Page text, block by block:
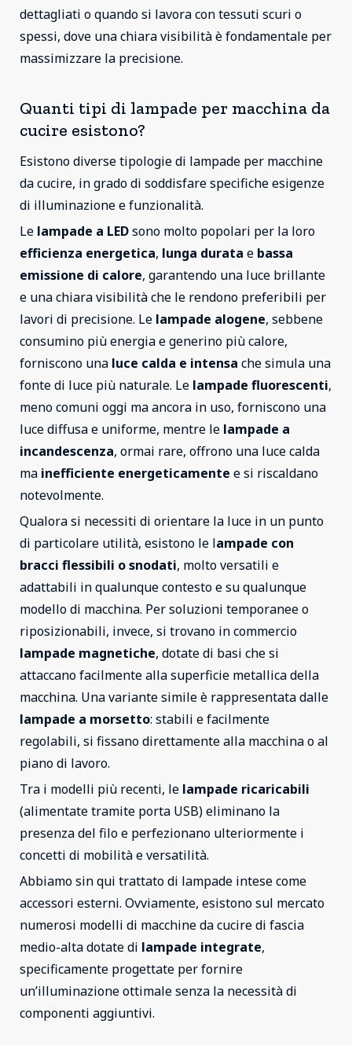
dettagliati o quando si lavora con tessuti scuri o
spessi, dove una chiara visibilità è fondamentale per
massimizzare la precisione.
Quanti tipi di lampade per macchina da
cucire esistono?
Esistono diverse tipologie di lampade per macchine
da cucire, in grado di soddisfare specifiche esigenze
di illuminazione e funzionalità.
Le lampade a LEDsono molto popolari per la loro
efficienza energetica, lunga durata e bassa
emissione di calore, garantendo una luce brillante
e una chiara visibilità che le rendono preferibili per
lavori di precisione. Le lampade alogene, sebbene
consumino più energia e generino più calore,
forniscono una luce calda e intensa che simula una
fonte di luce più naturale. Le lampade fluorescenti,
meno comuni oggi ma ancora in uso, forniscono una
luce diffusa e uniforme, mentre le lampade a
incandescenza, ormai rare, offrono una luce calda
ma inefficiente energeticamente e si riscaldano
notevolmente.
Qualora si necessiti di orientare la luce in un punto
di particolare utilità, esistono le lampade con
bracci flessibili o snodati, molto versatili e
adattabili in qualunque contesto e su qualunque
modello di macchina. Per soluzioni temporanee o
riposizionabili, invece, si trovano in commercio
lampade magnetiche, dotate di basi che si
attaccano facilmente alla superficie metallica della
macchina. Una variante simile è rappresentata dalle
lampade a morsetto: stabili e facilmente
regolabili, si fissano direttamente alla macchina o al
piano di lavoro.
Tra i modelli più recenti, le lampade ricaricabili
(alimentate tramite porta USB) eliminano la
presenza del filo e perfezionano ulteriormente i
concetti di mobilità e versatilità.
Abbiamo sin qui trattato di lampade intese come
accessori esterni. Ovviamente, esistono sul mercato
numerosi modelli di macchine da cucire di fascia
medio-alta dotate di lampade integrate,
specificamente progettate per fornire
un’illuminazione ottimale senza la necessità di
componenti aggiuntivi.